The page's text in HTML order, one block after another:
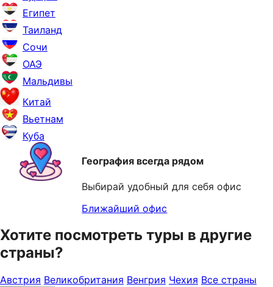
Египет
Таиланд
Сочи
ОАЭ
Мальдивы
Китай
Вьетнам
Куба
География всегда рядом
Выбирай удобный для себя офис
Ближайший офис
Хотите посмотреть туры в другие
страны?
Австрия Великобритания Венгрия Чехия Все страны